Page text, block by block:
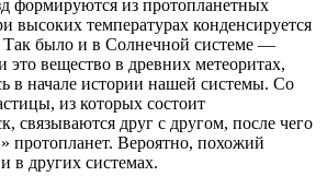
формируются из протопланетных
высоких температурах конденсируется
было и в Солнечной системе —
это вещество в древних метеоритах,
в начале истории нашей системы. Со
из которых состоит
связываются друг с другом, после чего
протопланет. Вероятно, похожий
в других системах.